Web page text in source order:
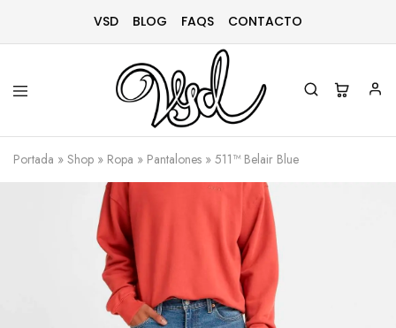
VSD BLOG FAQS CONTACTO
Vsd
Ropa
y
complementos
desde
1996
Portada » Shop » Ropa » Pantalones » 511™ Belair Blue